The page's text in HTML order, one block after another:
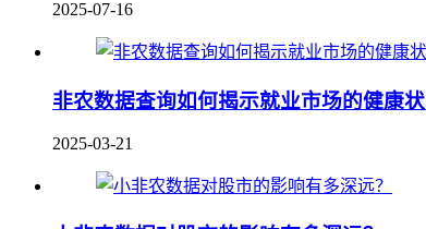
2025-07-16
非农数据查询如何揭示就业市场的健康状
2025-03-21